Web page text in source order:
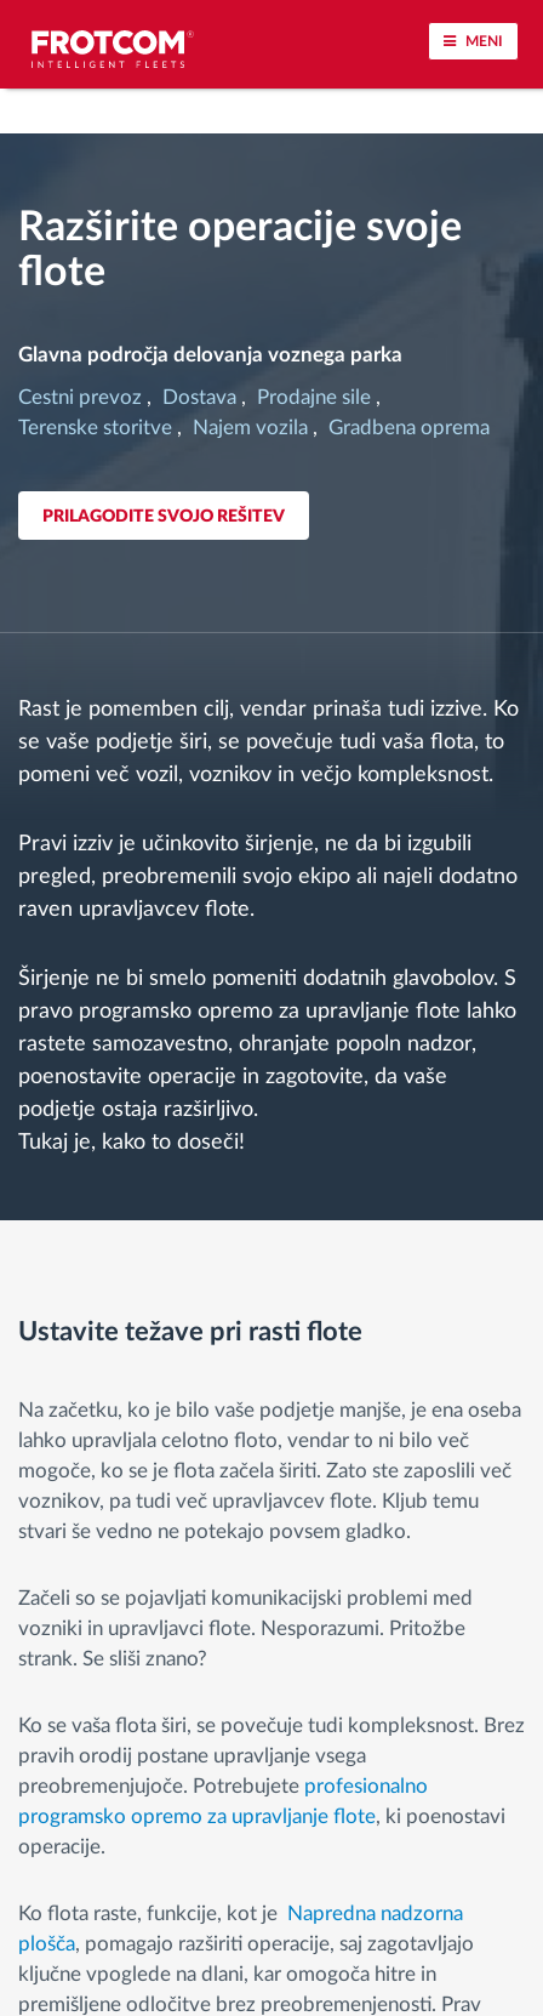
MENI
Sledenje vozil in spremljanje senzorjev
Analiza vedenja med vožnjo
Spremljanje voznih časov
Oddaljen prenos podatkov iz tahografa
Upravljanje porabe goriva
Odkrijte vse funkcije
Kako bomo rešili vse potrebe dejavnosti flote
Razširite operacije svoje
flote
Glavna področja delovanja voznega parka
Cestni prevoz Dostava
Prodajne sile
Terenske storitve
Najem vozila Gradbena oprema
PRILAGODITE SVOJO REŠITEV
Rast je pomemben cilj, vendar prinaša tudi izzive. Ko
se vaše podjetje širi, se povečuje tudi vaša flota, to
pomeni več vozil, voznikov in večjo kompleksnost.
Pravi izziv je učinkovito širjenje, ne da bi izgubili
pregled, preobremenili svojo ekipo ali najeli dodatno
raven upravljavcev flote.
Širjenje ne bi smelo pomeniti dodatnih glavobolov. S
pravo programsko opremo za upravljanje flote lahko
rastete samozavestno, ohranjate popoln nadzor,
poenostavite operacije in zagotovite, da vaše
podjetje ostaja razširljivo.
Tukaj je, kako to doseči!
Ustavite težave pri rasti flote
Na začetku, ko je bilo vaše podjetje manjše, je ena oseba
lahko upravljala celotno floto, vendar to ni bilo več
mogoče, ko se je flota začela širiti. Zato ste zaposlili več
voznikov, pa tudi več upravljavcev flote. Kljub temu
stvari še vedno ne potekajo povsem gladko.
Začeli so se pojavljati komunikacijski problemi med
vozniki in upravljavci flote. Nesporazumi. Pritožbe
strank. Se sliši znano?
Ko se vaša flota širi, se povečuje tudi kompleksnost. Brez
pravih orodij postane upravljanje vsega
preobremenjujoče. Potrebujete profesionalno
programsko opremo za upravljanje flote, ki poenostavi
operacije.
Ko flota raste, funkcije, kot je
Napredna nadzorna
plošča, pomagajo razširiti operacije, saj zagotavljajo
ključne vpoglede na dlani, kar omogoča hitre in
premišljene odločitve brez preobremenjenosti. Prav